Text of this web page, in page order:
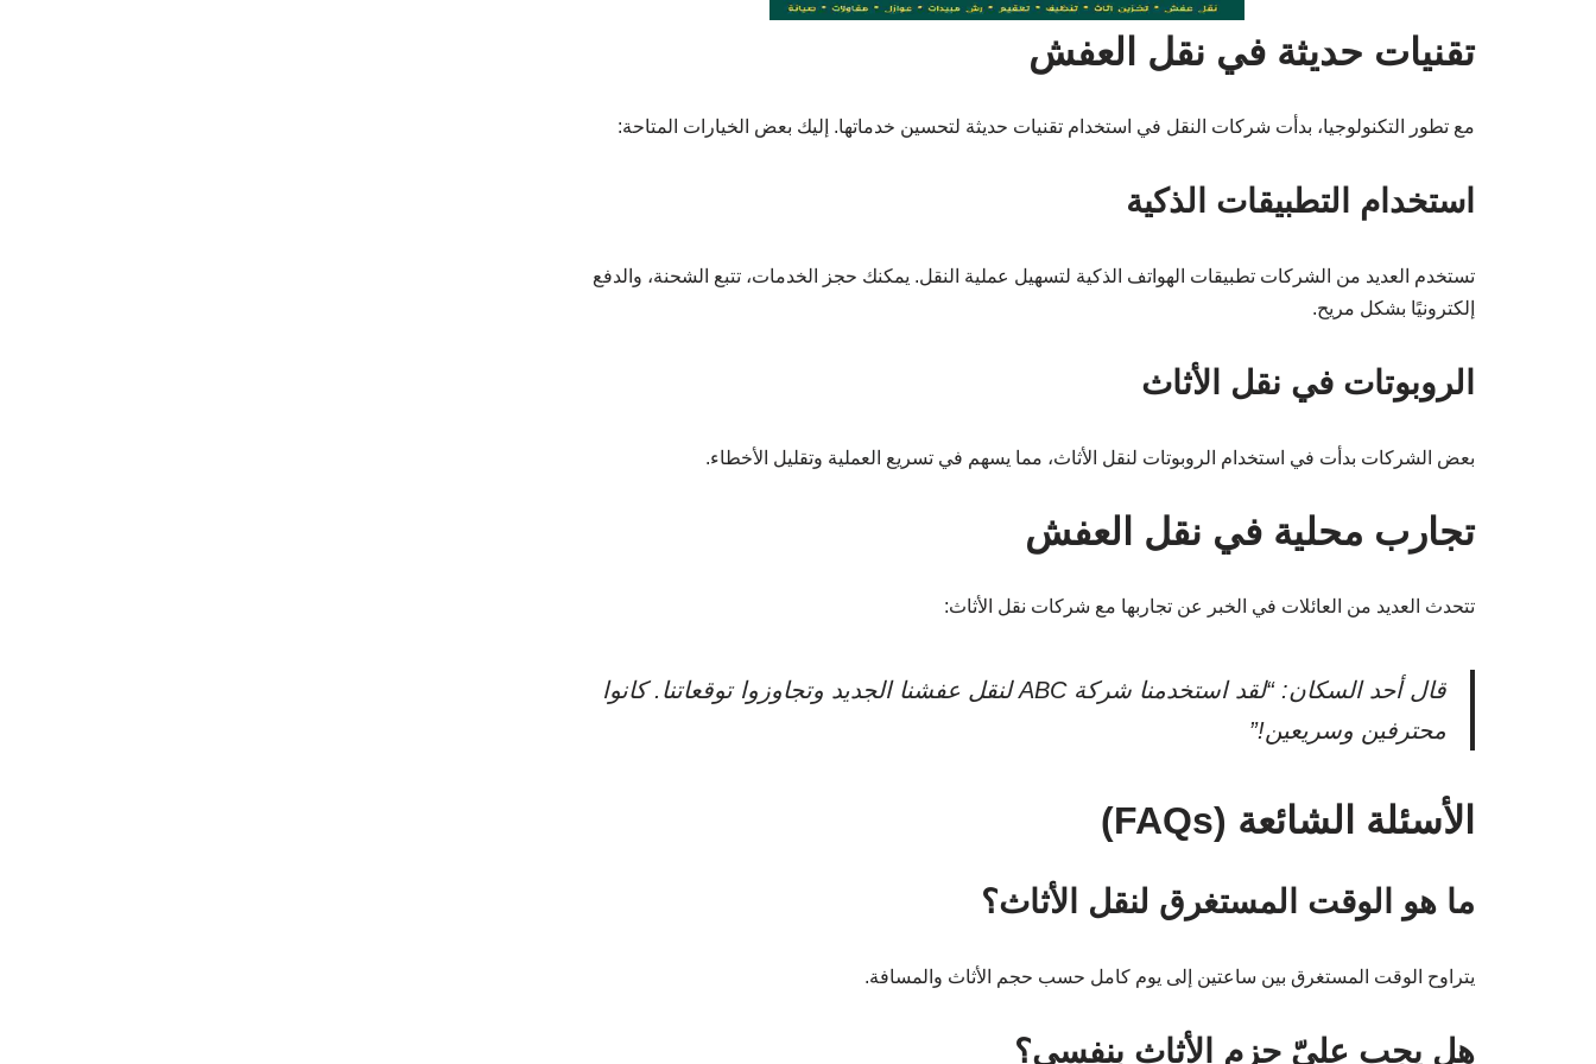
تقنيات حديثة في نقل العفش
مع تطور التكنولوجيا، بدأت شركات النقل في استخدام تقنيات حديثة لتحسين خدماتها. إليك بعض الخيارات المتاحة:
استخدام التطبيقات الذكية
تستخدم العديد من الشركات تطبيقات الهواتف الذكية لتسهيل عملية النقل. يمكنك حجز الخدمات، تتبع الشحنة، والدفع
إلكترونيًا بشكل مريح.
الروبوتات في نقل الأثاث
بعض الشركات بدأت في استخدام الروبوتات لنقل الأثاث، مما يسهم في تسريع العملية وتقليل الأخطاء.
تجارب محلية في نقل العفش
تتحدث العديد من العائلات في الخبر عن تجاربها مع شركات نقل الأثاث:
قال أحد السكان: “لقد استخدمنا شركة ABC لنقل عفشنا الجديد وتجاوزوا توقعاتنا. كانوا
محترفين وسريعين!”
الأسئلة الشائعة (FAQs)
ما هو الوقت المستغرق لنقل الأثاث؟
يتراوح الوقت المستغرق بين ساعتين إلى يوم كامل حسب حجم الأثاث والمسافة.
هل يجب عليّ حزم الأثاث بنفسي؟